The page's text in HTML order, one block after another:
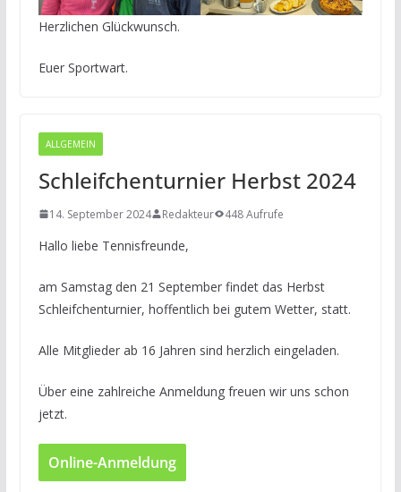
Herzlichen Glückwunsch.
Euer Sportwart.
ALLGEMEIN
Schleifchenturnier Herbst 2024
14. September 2024 Redakteur 448 Aufrufe
Hallo liebe Tennisfreunde,
am Samstag den 21 September findet das Herbst
Schleifchenturnier, hoffentlich bei gutem Wetter, statt.
Alle Mitglieder ab 16 Jahren sind herzlich eingeladen.
Über eine zahlreiche Anmeldung freuen wir uns schon
jetzt.
Online-Anmeldung